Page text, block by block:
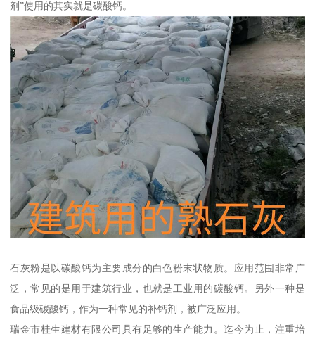
剂”使用的其实就是碳酸钙。
石灰粉是以碳酸钙为主要成分的白色粉末状物质。应用范围非常广
泛，常见的是用于建筑行业，也就是工业用的碳酸钙。另外一种是
食品级碳酸钙，作为一种常见的补钙剂，被广泛应用。
瑞金市桂生建材有限公司具有足够的生产能力。迄今为止，注重培